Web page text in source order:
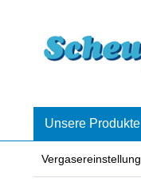
Unsere Produkte
Vergasereinstellung